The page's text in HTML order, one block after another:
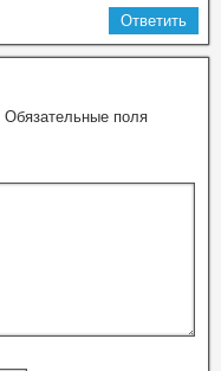
Ответить
Обязательные поля